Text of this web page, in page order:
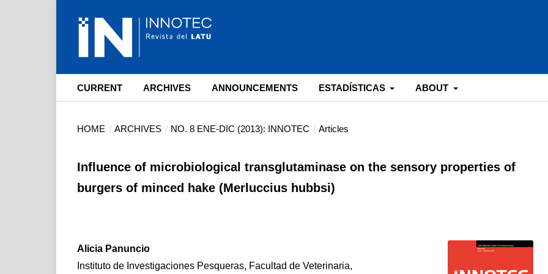
CURRENT ARCHIVES ANNOUNCEMENTS ESTADÍSTICAS ABOUT
HOME / ARCHIVES / NO. 8 ENE-DIC (2013): INNOTEC / Articles
Influence of microbiological transglutaminase on the sensory properties of
burgers of minced hake (Merluccius hubbsi)
Alicia Panuncio
Instituto de Investigaciones Pesqueras, Facultad de Veterinaria,